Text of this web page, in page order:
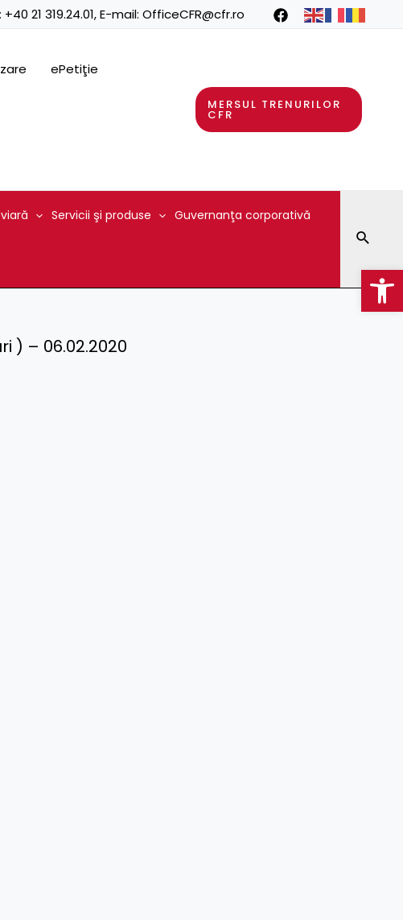
+40 21 319.24.01, E-mail: OfficeCFR@cfr.ro
ePetiţie
MERSUL TRENURILOR
CFR
Servicii şi produse Guvernanţa corporativă
) – 06.02.2020